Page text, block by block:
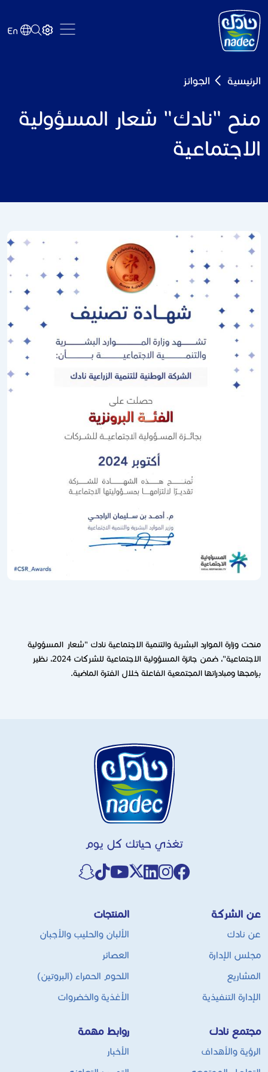
En
Breadcrumb
الرئيسية الجوائز
منح "نادك" شعار المسؤولية
الاجتماعية
منحت وزارة الموارد البشرية والتنمية الاجتماعية نادك "شعار المسؤولية
الاجتماعية"، ضمن جائزة المسؤولية الاجتماعية للشركات 2024، نظير
برامجها ومبادراتها المجتمعية الفاعلة خلال الفترة الماضية.
تغذي حياتك كل يوم
عن الشركة
عن نادك
مجلس الإدارة
المشاريع
الإدارة التنفيذية
المنتجات
الألبان والحليب والأجبان
العصائر
اللحوم الحمراء (البروتين)
الأغذية والخضروات
مجتمع نادك
الرؤية والأهداف
روابط مهمة
الأخبار